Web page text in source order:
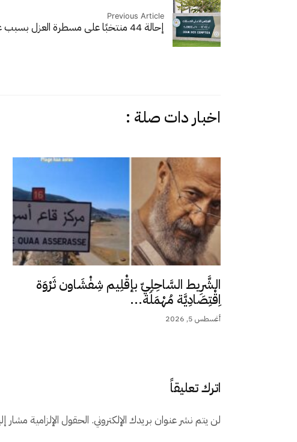
Previous Article
إحالة 44 منتخبًا على مسطرة العزل بسبب عدم…
اخبار دات صلة :
الشَّرِيط السَّاحِلِيّ بإقْلِيم شِفْشَاون ثَرْوَة
اِقْتِصَادِيَّة مُهْمَلَة...
أغسطس 5, 2026
اترك تعليقاً
لن يتم نشر عنوان بريدك الإلكتروني. الحقول الإلزامية مشار